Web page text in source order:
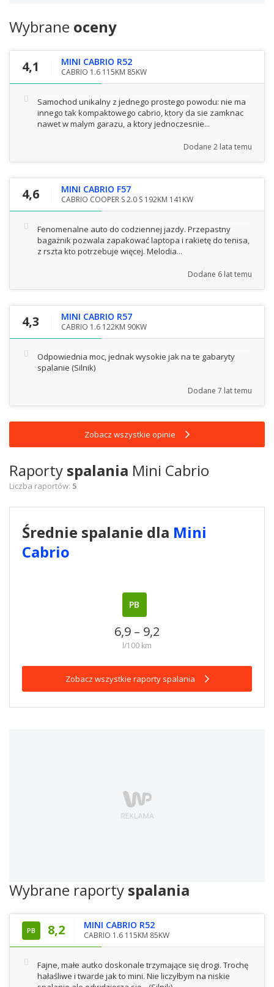
Wybrane oceny
4,1 MINI CABRIO R52
CABRIO 1.6 115KM 85KW
Samochod unikalny z jednego prostego powodu: nie ma
innego tak kompaktowego cabrio, ktory da sie zamknac
nawet w malym garazu, a ktory jednoczesnie...
Dodane 2 lata temu
4,6 MINI CABRIO F57
CABRIO COOPER S 2.0 S 192KM 141KW
Fenomenalne auto do codziennej jazdy. Przepastny
bagażnik pozwala zapakować laptopa i rakietę do tenisa,
z rszta kto potrzebuje więcej. Melodia...
Dodane 6 lat temu
4,3 MINI CABRIO R57
CABRIO 1.6 122KM 90KW
Odpowiednia moc, jednak wysokie jak na te gabaryty
spalanie (Silnik)
Dodane 7 lat temu
Zobacz wszystkie opinie
Raporty spalania Mini Cabrio
Liczba raportów: 5
Średnie spalanie dla Mini
Cabrio
PB
6,9 – 9,2
l/100 km
Zobacz wszystkie raporty spalania
Wybrane raporty spalania
PB 8,2 MINI CABRIO R52
CABRIO 1.6 115KM 85KW
Fajne, małe autko doskonale trzymające się drogi. Trochę
hałaśliwe i twarde jak to mini. Nie liczyłbym na niskie